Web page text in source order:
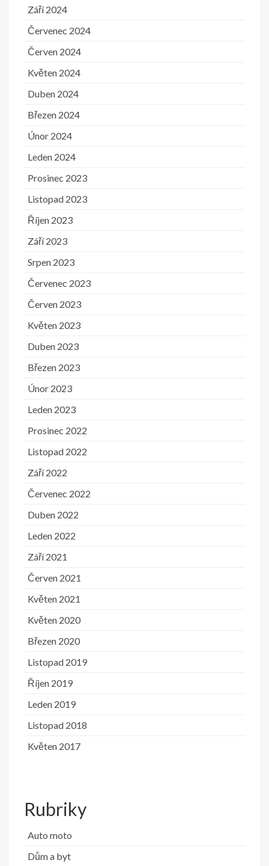
Září 2024
Červenec 2024
Červen 2024
Květen 2024
Duben 2024
Březen 2024
Únor 2024
Leden 2024
Prosinec 2023
Listopad 2023
Říjen 2023
Září 2023
Srpen 2023
Červenec 2023
Červen 2023
Květen 2023
Duben 2023
Březen 2023
Únor 2023
Leden 2023
Prosinec 2022
Listopad 2022
Září 2022
Červenec 2022
Duben 2022
Leden 2022
Září 2021
Červen 2021
Květen 2021
Květen 2020
Březen 2020
Listopad 2019
Říjen 2019
Leden 2019
Listopad 2018
Květen 2017
Rubriky
Auto moto
Dům a byt